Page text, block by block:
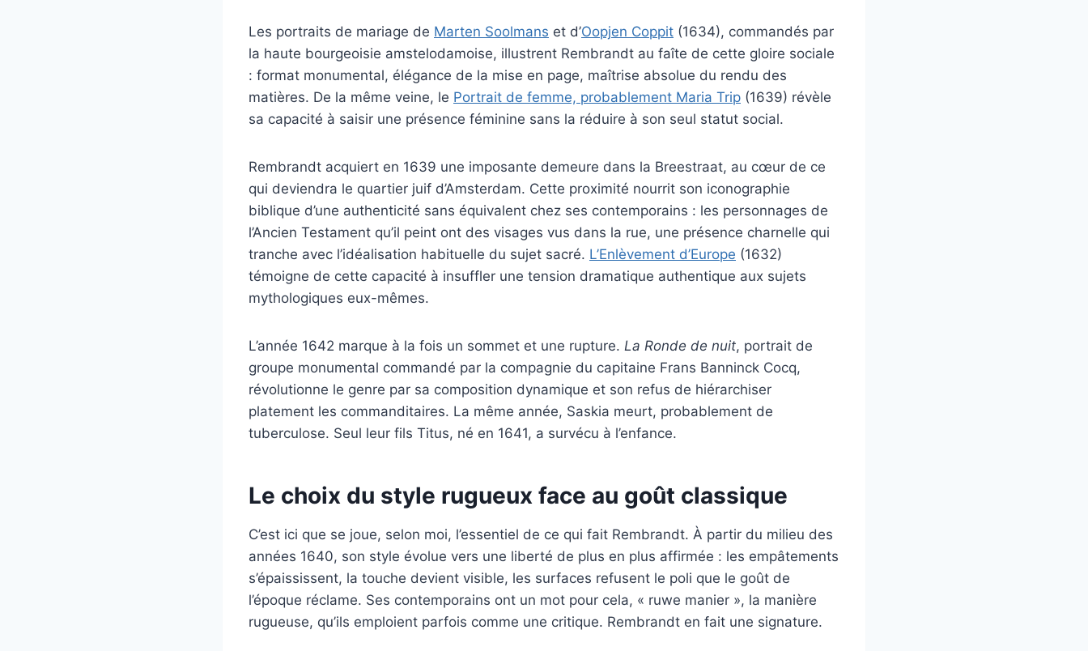
Les portraits de mariage de Marten Soolmans et d’Oopjen Coppit (1634), commandés par
la haute bourgeoisie amstelodamoise, illustrent Rembrandt au faîte de cette gloire sociale
: format monumental, élégance de la mise en page, maîtrise absolue du rendu des
matières. De la même veine, le Portrait de femme, probablement Maria Trip (1639) révèle
sa capacité à saisir une présence féminine sans la réduire à son seul statut social.
Rembrandt acquiert en 1639 une imposante demeure dans la Breestraat, au cœur de ce
qui deviendra le quartier juif d’Amsterdam. Cette proximité nourrit son iconographie
biblique d’une authenticité sans équivalent chez ses contemporains : les personnages de
l’Ancien Testament qu’il peint ont des visages vus dans la rue, une présence charnelle qui
tranche avec l’idéalisation habituelle du sujet sacré. L’Enlèvement d’Europe (1632)
témoigne de cette capacité à insuffler une tension dramatique authentique aux sujets
mythologiques eux-mêmes.
L’année 1642 marque à la fois un sommet et une rupture. La Ronde de nuit, portrait de
groupe monumental commandé par la compagnie du capitaine Frans Banninck Cocq,
révolutionne le genre par sa composition dynamique et son refus de hiérarchiser
platement les commanditaires. La même année, Saskia meurt, probablement de
tuberculose. Seul leur fils Titus, né en 1641, a survécu à l’enfance.
Le choix du style rugueux face au goût classique
C’est ici que se joue, selon moi, l’essentiel de ce qui fait Rembrandt. À partir du milieu des
années 1640, son style évolue vers une liberté de plus en plus affirmée : les empâtements
s’épaississent, la touche devient visible, les surfaces refusent le poli que le goût de
l’époque réclame. Ses contemporains ont un mot pour cela, « ruwe manier », la manière
rugueuse, qu’ils emploient parfois comme une critique. Rembrandt en fait une signature.